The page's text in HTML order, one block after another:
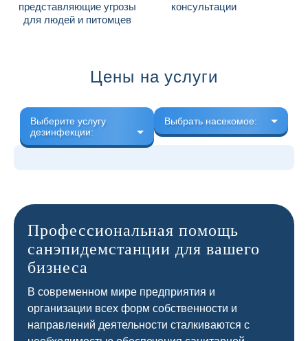
представляющие угрозы
для людей и питомцев
консультации
Цены на услуги
Выберите услугу
дезинфекции:
Выбрать насекомое:
Профессиональная помощь
санэпидемстанции для вашего
бизнеса
В современном мире предприятия и
организации всех форм собственности и
направлений деятельности сталкиваются с